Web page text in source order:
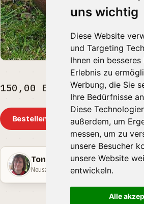
uns wichtig
Diese Website
und Targeting
Ihnen ein
Erlebnis zu
Werbung, die Sie
Ihre Bedürfnisse
Diese
außerdem, um
messen, um zu
unsere Besucher
unsere Website
entwickeln.
Alle
150,00 EUR
Bestellen
Tonschmiede zur Römerin
Neusäss · Bayern